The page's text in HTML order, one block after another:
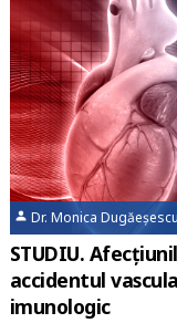
Dr. Monica
STUDIU.
accidentul
imunologic